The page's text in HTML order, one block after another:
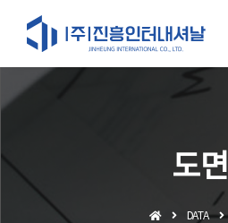
도면
DATA